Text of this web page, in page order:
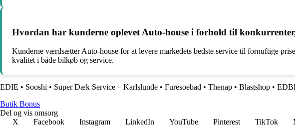
Hvordan har kunderne oplevet Auto-house i forhold til
Kunderne værdsætter Auto-house for at levere markedets bedste service til fornuftige
kvalitet i både bilkøb og service.
EDIE • Sooshi • Super Dæk Service – Karlslunde • Furesoebad • Thenap • Blastshop •
Butik Bonus
Del og vis omsorg
X
Facebook Instagram LinkedIn YouTube Pinterest TikTok